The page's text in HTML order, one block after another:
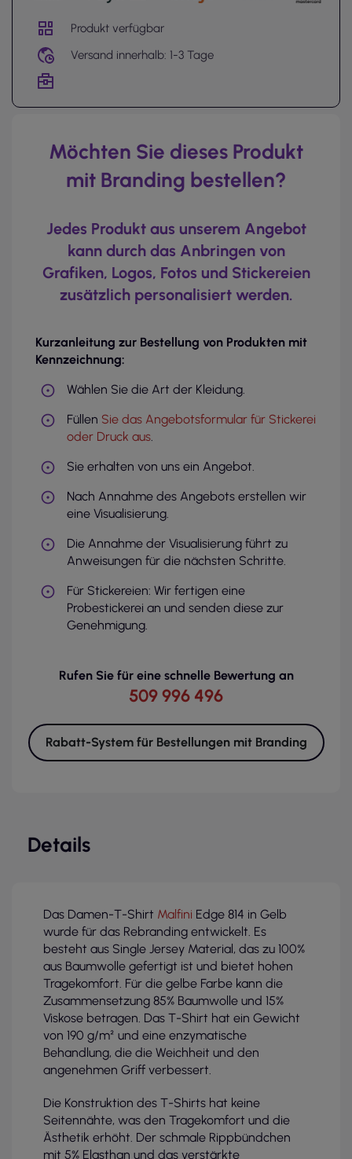
Produkt verfügbar
Versand innerhalb: 1-3 Tage
Möchten Sie dieses Produkt
mit Branding bestellen?
Jedes Produkt aus unserem Angebot
kann durch das Anbringen von
Grafiken, Logos, Fotos und Stickereien
zusätzlich personalisiert werden.
Kurzanleitung zur Bestellung von Produkten mit
Kennzeichnung:
Wählen Sie die Art der Kleidung.
Füllen Sie das Angebotsformular für Stickerei
oder Druck aus.
Sie erhalten von uns ein Angebot.
Nach Annahme des Angebots erstellen wir
eine Visualisierung.
Die Annahme der Visualisierung führt zu
Anweisungen für die nächsten Schritte.
Für Stickereien: Wir fertigen eine
Probestickerei an und senden diese zur
Genehmigung.
Rufen Sie für eine schnelle Bewertung an
509 996 496
Rabatt-System für Bestellungen mit Branding
Details
Das Damen-T-Shirt Malfini Edge 814 in Gelb
wurde für das Rebranding entwickelt. Es
besteht aus Single Jersey Material, das zu 100%
aus Baumwolle gefertigt ist und bietet hohen
Tragekomfort. Für die gelbe Farbe kann die
Zusammensetzung 85% Baumwolle und 15%
Viskose betragen. Das T-Shirt hat ein Gewicht
von 190 g/m² und eine enzymatische
Behandlung, die die Weichheit und den
angenehmen Griff verbessert.
Die Konstruktion des T-Shirts hat keine
Seitennähte, was den Tragekomfort und die
Ästhetik erhöht. Der schmale Rippbündchen
mit 5% Elasthan und das verstärkte